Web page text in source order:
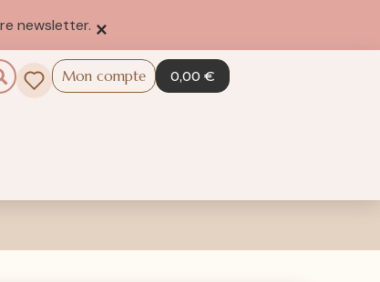
newsletter. ×
Mon compte 0,00€